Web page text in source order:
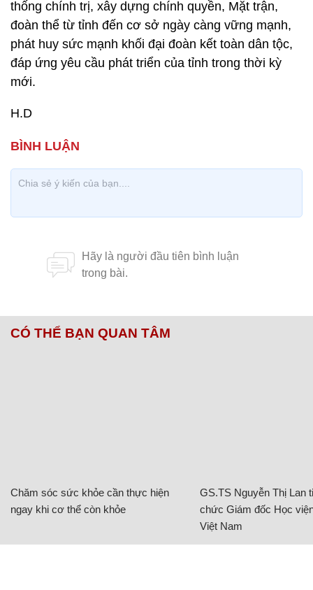
thống chính trị, xây dựng chính quyền, Mặt trận,
đoàn thể từ tỉnh đến cơ sở ngày càng vững mạnh,
phát huy sức mạnh khối đại đoàn kết toàn dân tộc,
đáp ứng yêu cầu phát triển của tỉnh trong thời kỳ
mới.
H.D
CÓ THỂ BẠN QUAN TÂM
Chăm sóc sức khỏe cần thực hiện
ngay khi cơ thể còn khỏe
GS.TS Nguyễn Thị Lan
chức Giám đốc Học
Việt Nam